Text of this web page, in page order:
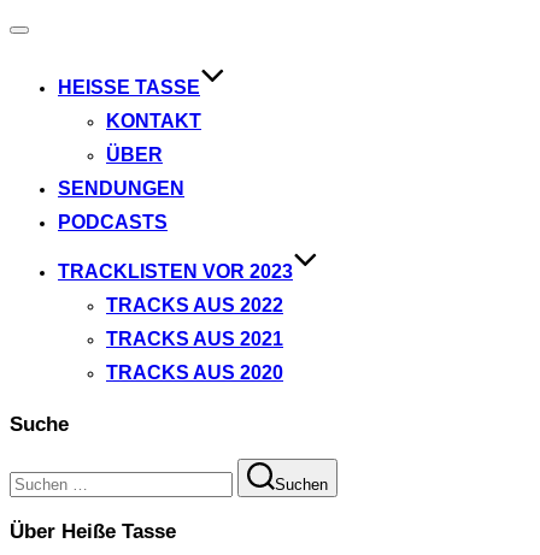
Navigation
HEISSE TASSE
KONTAKT
ÜBER
SENDUNGEN
PODCASTS
TRACKLISTEN VOR 2023
TRACKS AUS 2022
TRACKS AUS 2021
TRACKS AUS 2020
Suche
Suchen
nach:
Suchen
Über Heiße Tasse